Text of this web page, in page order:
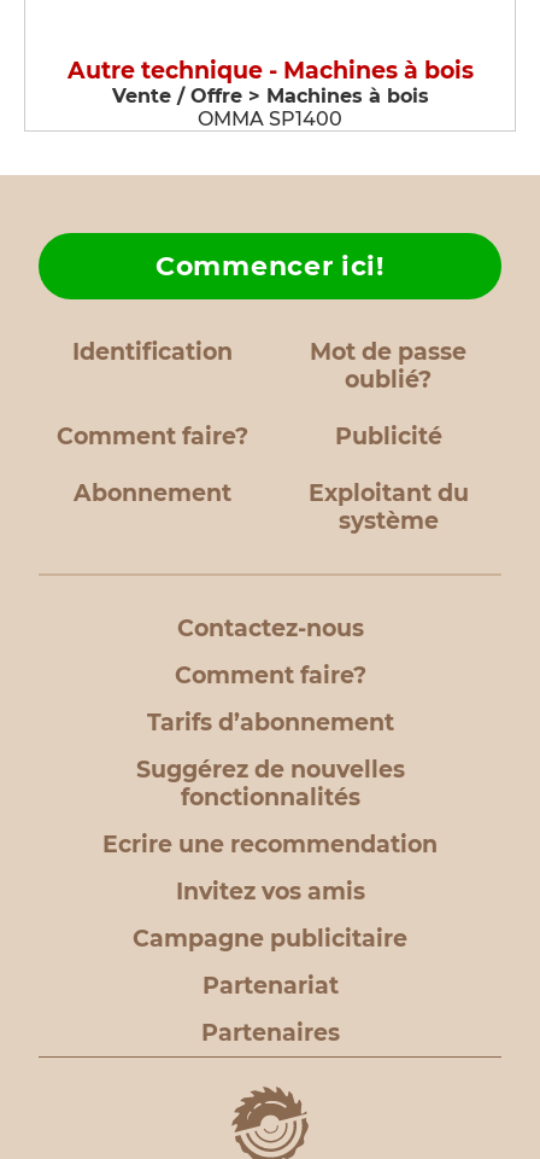
Autre technique - Machines à bois
Vente / Offre > Machines à bois
OMMA SP1400
Identification
Mot de passe
oublié?
Comment faire?
Commencer ici!
Publicité
Abonnement
Exploitant du
système
Contactez-nous
Comment faire?
Tarifs d’abonnement
Suggérez de nouvelles
fonctionnalités
Ecrire une recommendation
Invitez vos amis
Campagne publicitaire
Partenariat
Partenaires